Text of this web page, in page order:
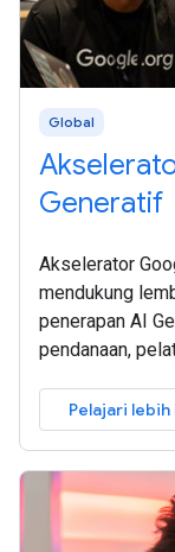
Global
Generatif
Akselerator
mendukung
penerapan AI
pendanaan,
Pelajari lebih